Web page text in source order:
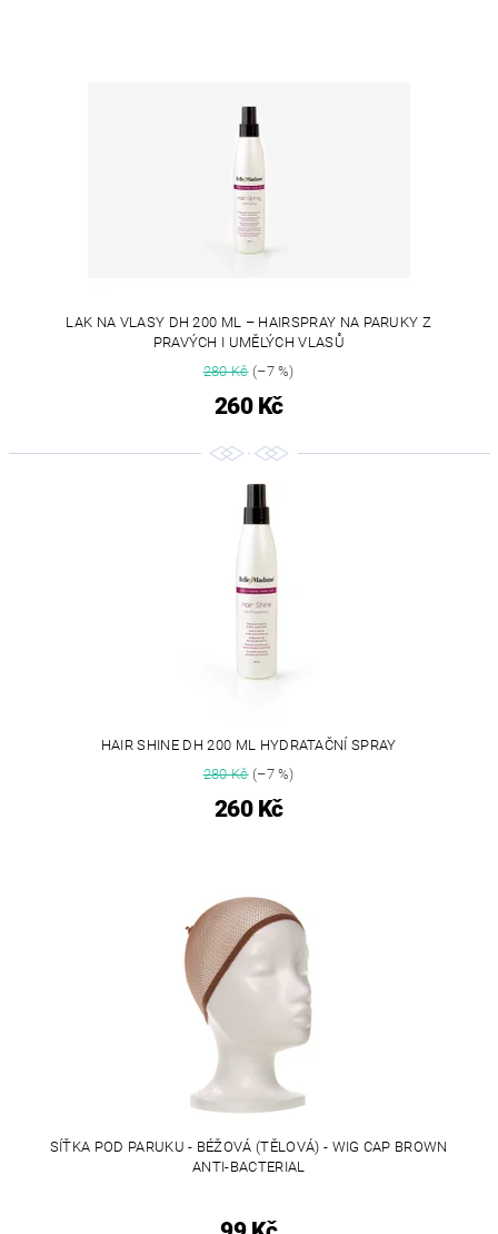
LAK NA VLASY DH 200 ML – HAIRSPRAY NA PARUKY Z
PRAVÝCH I UMĚLÝCH VLASŮ
280 Kč(–7 %)
260 Kč
HAIR SHINE DH 200 ML HYDRATAČNÍ SPRAY
280 Kč(–7 %)
260 Kč
SÍŤKA POD PARUKU - BÉŽOVÁ (TĚLOVÁ) - WIG CAP BROWN
ANTI-BACTERIAL